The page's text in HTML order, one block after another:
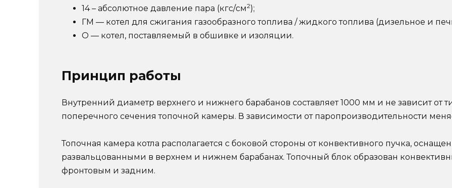
14 – абсолютное давление пара (кгс/см2);
ГМ — котел для сжигания газообразного топлива / жидкого топлива (дизельное и
О — котел, поставляемый в обшивке и изоляции.
Принцип работы
Внутренний диаметр верхнего и нижнего барабанов составляет 1000 мм и не зависит от
поперечного сечения топочной камеры. В зависимости от паропроизводительности
Топочная камера котла располагается с боковой стороны от конвективного пучка,
развальцованными в верхнем и нижнем барабанах. Топочный блок образован
фронтовым и задним.